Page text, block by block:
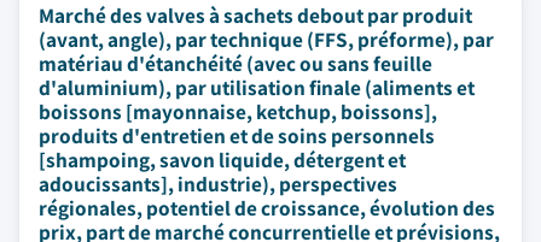
Marché des valves à sachets debout par produit
(avant, angle), par technique (FFS, préforme), par
matériau d'étanchéité (avec ou sans feuille
d'aluminium), par utilisation finale (aliments et
boissons [mayonnaise, ketchup, boissons],
produits d'entretien et de soins personnels
[shampoing, savon liquide, détergent et
adoucissants], industrie), perspectives
régionales, potentiel de croissance, évolution des
prix, part de marché concurrentielle et prévisions,